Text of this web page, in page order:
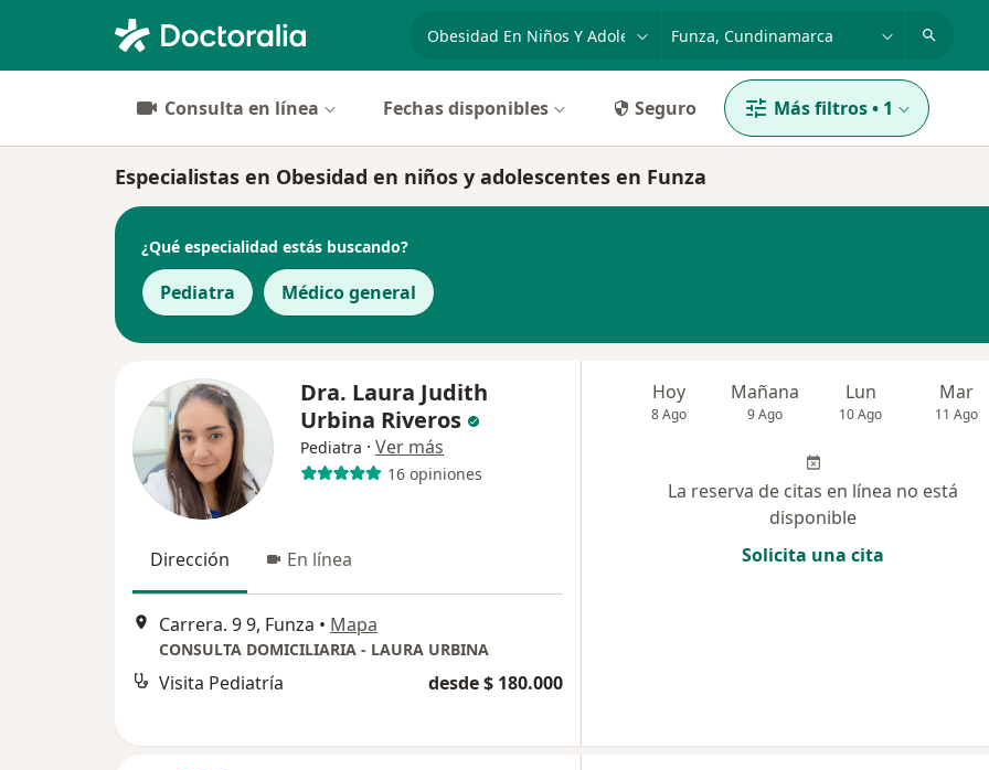
Consulta en línea Fechas disponibles Seguro Más filtros• 1
Especialistas en Obesidad en niños y adolescentes en Funza
¿Qué especialidad estás buscando?
Pediatra Médico general
Dra. Laura Judith
Urbina Riveros
Pediatra · Ver más
16 opiniones
Dirección En línea
Carrera. 9 9, Funza • Mapa
CONSULTA DOMICILIARIA - LAURA URBINA
Visita Pediatría desde $ 180.000
Hoy
8 Ago
Mañana
9 Ago
Lun
10 Ago
Mar
11 Ago
La reserva de citas en línea no está
disponible
Solicita una cita